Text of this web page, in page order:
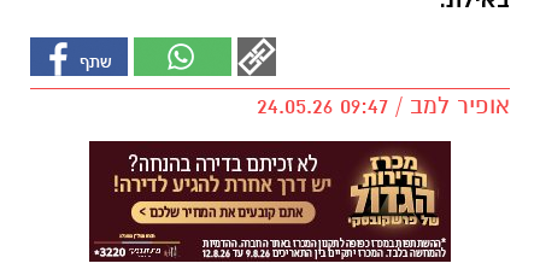
אופיר למב / 09:47 24.05.26